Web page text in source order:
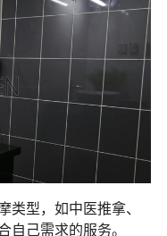
类型，如中医推拿、
自己需求的服务。